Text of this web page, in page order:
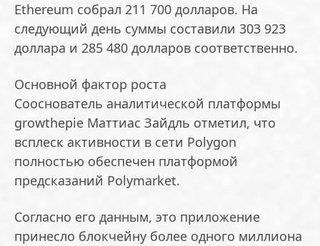
Ethereum собрал 211 700 долларов. На
следующий день суммы составили 303 923
доллара и 285 480 долларов соответственно.
Основной фактор роста
Сооснователь аналитической платформы
growthepie Маттиас Зайдль отметил, что
всплеск активности в сети Polygon
полностью обеспечен платформой
предсказаний Polymarket.
Согласно его данным, это приложение
принесло блокчейну более одного миллиона